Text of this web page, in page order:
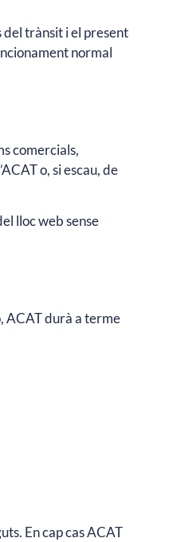
del trànsit i el present
normal
comercials,
o, si escau, de
lloc web sense
ACAT durà a terme
En cap cas ACAT